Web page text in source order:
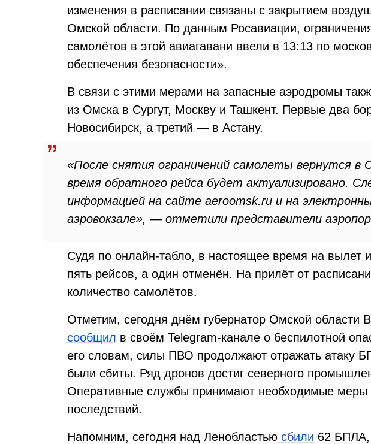
изменения в расписании связаны с закрытием
Омской области. По данным Росавиации,
самолётов в этой авиагавани ввели в 13:13 по
обеспечения безопасности».
В связи с этими мерами на запасные аэродромы
из Омска в Сургут, Москву и Ташкент. Первые два
Новосибирск, а третий — в Астану.
«После снятия ограничений самолеты вернутся в
время обратного рейса будет актуализировано.
информацией на сайте aeroomsk.ru и на
аэровокзале», — отметили представители
Судя по онлайн-табло, в настоящее время на вылет
пять рейсов, а один отменён. На прилёт от
количество самолётов.
Отметим, сегодня днём губернатор Омской области
сообщил в своём Telegram-канале о беспилотной
его словам, силы ПВО продолжают отражать атаку
были сбиты. Ряд дронов достиг северного
Оперативные службы принимают необходимые меры
последствий.
Напомним, сегодня над Ленобластью сбили 62 БПЛА,